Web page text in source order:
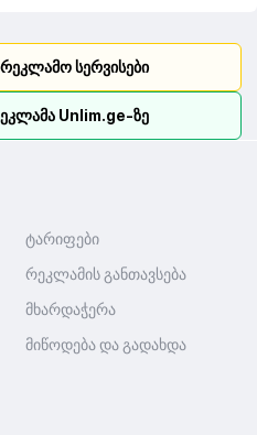
სერვისები
Unlim.ge-ზე
ტარიფები
რეკლამის განთავსება
მხარდაჭერა
მიწოდება და გადახდა